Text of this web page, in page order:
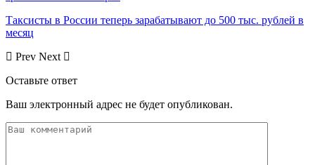
Таксисты в России теперь зарабатывают до 500 тыс. рублей в
месяц
Prev Next
Оставьте ответ
Ваш электронный адрес не будет опубликован.